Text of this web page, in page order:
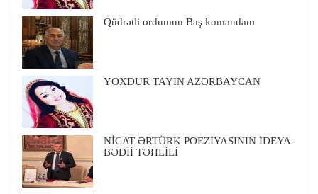
Qüdrətli ordumun Baş komandanı
YOXDUR TAYIN AZƏRBAYCAN
NİCAT ƏRTÜRK POEZİYASININ İDEYA-
BƏDİİ TƏHLİLİ